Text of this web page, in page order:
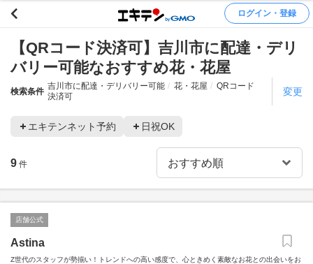
ログイン・登録
【QRコード決済可】吉川市に配達・デリ
バリー可能なおすすめ花・花屋
検索条件
吉川市に配達・デリバリー可能 花・花屋
QRコード
決済可
変更
エキテンネット予約 日祝OK
9 件
店舗公式
Astina
Z世代のスタッフが勢揃い！トレンドへの高い感度で、心ときめく素敵なお花との出会いをお